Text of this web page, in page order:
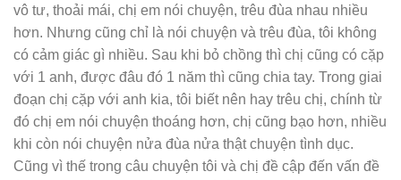
vô tư, thoải mái, chị em nói chuyện, trêu đùa nhau nhiều
hơn. Nhưng cũng chỉ là nói chuyện và trêu đùa, tôi không
có cảm giác gì nhiều. Sau khi bỏ chồng thì chị cũng có cặp
với 1 anh, được đâu đó 1 năm thì cũng chia tay. Trong giai
đoạn chị cặp với anh kia, tôi biết nên hay trêu chị, chính từ
đó chị em nói chuyện thoáng hơn, chị cũng bạo hơn, nhiều
khi còn nói chuyện nửa đùa nửa thật chuyện tình dục.
Cũng vì thế trong câu chuyện tôi và chị đề cập đến vấn đề